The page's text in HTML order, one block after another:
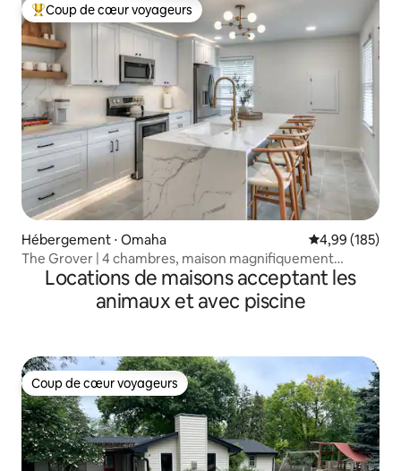
Coups de cœur voyageurs les plus appréciés
Coup de cœur voyageurs
Hébergement ⋅ Omaha Évaluation
4,99 (185)
The Grover | 4 chambres, maison magnifiquement
rénovée
Locations de maisons acceptant les
animaux et avec piscine
Coup de cœur voyageurs
Coup de cœur voyageurs